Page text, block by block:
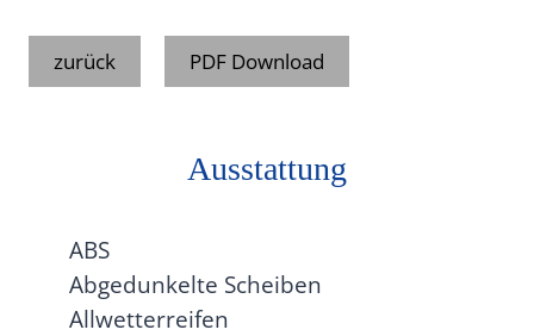
zurück PDF Download
Ausstattung
ABS
Abgedunkelte Scheiben
Allwetterreifen